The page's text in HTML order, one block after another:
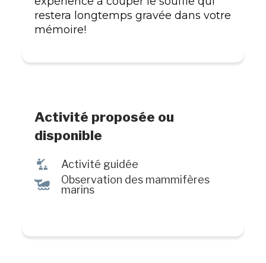
restera longtemps gravée dans votre
mémoire!
Activité proposée ou
disponible
î Activité guidée
%
Observation des mammifères
marins